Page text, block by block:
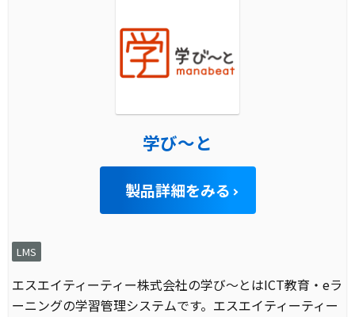
学び～と
製品詳細をみる
LMS
エスエイティーティー株式会社の学び～とはICT教育・eラ
ーニングの学習管理システムです。エスエイティーティー